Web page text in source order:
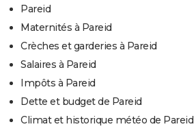
Pareid
Maternités à Pareid
Crèches et garderies à Pareid
Salaires à Pareid
Impôts à Pareid
Dette et budget de Pareid
Climat et historique météo de Pareid